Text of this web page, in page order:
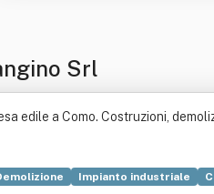
Srl
edile a Como. Costruzioni,
Impianto industriale